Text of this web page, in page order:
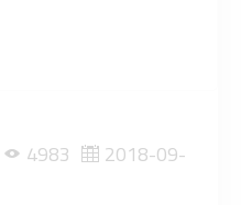
4983
2018-09-